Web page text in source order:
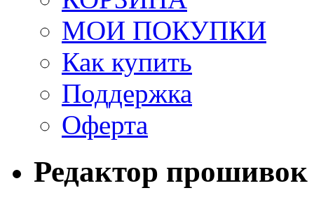
МОИ ПОКУПКИ
Как купить
Поддержка
Оферта
Редактор прошивок